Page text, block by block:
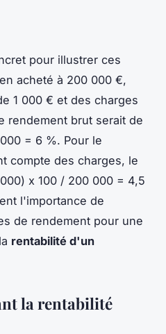
pour illustrer ces
acheté à 200 000 €,
1 000 € et des charges
rendement brut serait de
= 6 %. Pour le
compte des charges, le
x 100 / 200 000 = 4,5
l'importance de
de rendement pour une
rentabilité d'un
la rentabilité